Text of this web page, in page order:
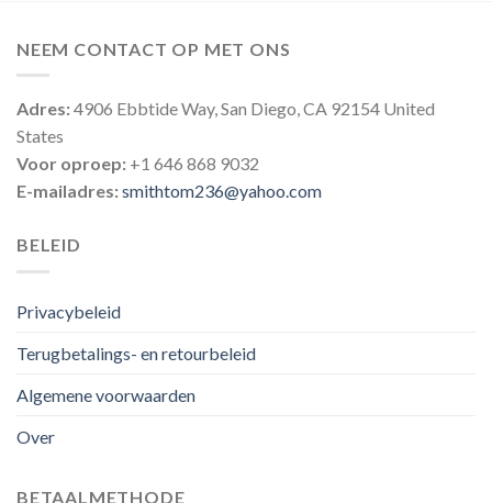
NEEM CONTACT OP MET ONS
Adres:4906 Ebbtide Way, San Diego, CA 92154 United
States
Voor oproep: +1 646 868 9032
E-mailadres:smithtom236@yahoo.com
BELEID
Privacybeleid
Terugbetalings- en retourbeleid
Algemene voorwaarden
Over
BETAALMETHODE